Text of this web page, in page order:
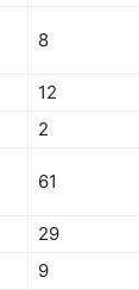
8
12
2
61
29
9